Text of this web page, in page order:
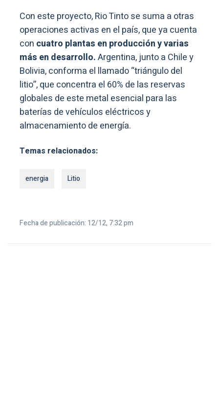
Con este proyecto, Rio Tinto se suma a otras
operaciones activas en el país, que ya cuenta
con cuatro plantas en producción y varias
más en desarrollo.Argentina, junto a Chile y
Bolivia, conforma el llamado “triángulo del
litio”, que concentra el 60% de las reservas
globales de este metal esencial para las
baterías de vehículos eléctricos y
almacenamiento de energía.
Temas relacionados:
energia Litio
Fecha de publicación: 12/12, 7:32 pm